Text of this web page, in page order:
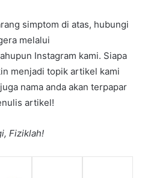
simptom di atas, hubungi
melalui
Instagram kami. Siapa
menjadi topik artikel kami
nama anda akan terpapar
artikel!
Fiziklah!